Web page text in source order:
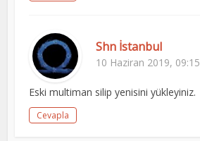
Shn İstanbul
10 Haziran 2019, 09:15
Eski multiman silip yenisini yükleyiniz.
Cevapla